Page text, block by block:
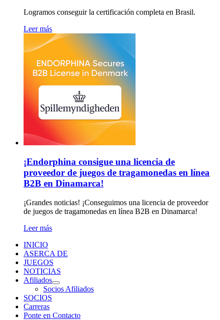
Logramos conseguir la certificación completa en Brasil.
Leer más
¡Endorphina consigue una licencia de
proveedor de juegos de tragamonedas en línea
B2B en Dinamarca!
¡Grandes noticias! ¡Conseguimos una licencia de proveedor
de juegos de tragamonedas en línea B2B en Dinamarca!
Leer más
INICIO
ASERCA DE
JUEGOS
NOTICIAS
Afiliados
Socios Afiliados
SOCIOS
Carreras
Ponte en Contacto